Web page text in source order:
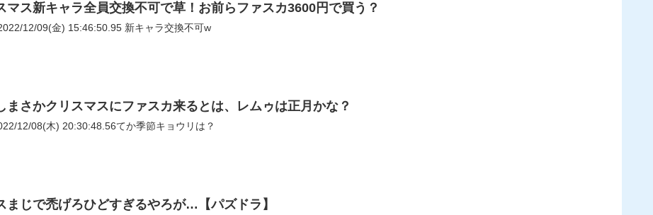
マス新キャラ全員交換不可で草！お前らファスカ3600円で買う？
596: おーがちゃんねる 2022/12/09(金) 15:46:50.95 新キャラ交換不可w
まさかクリスマスにファスカ来るとは、レムゥは正月かな？
12/08(木) 20:30:48.56てか季節キョウリは？
まじで禿げろひどすぎるやろが…【パズドラ】